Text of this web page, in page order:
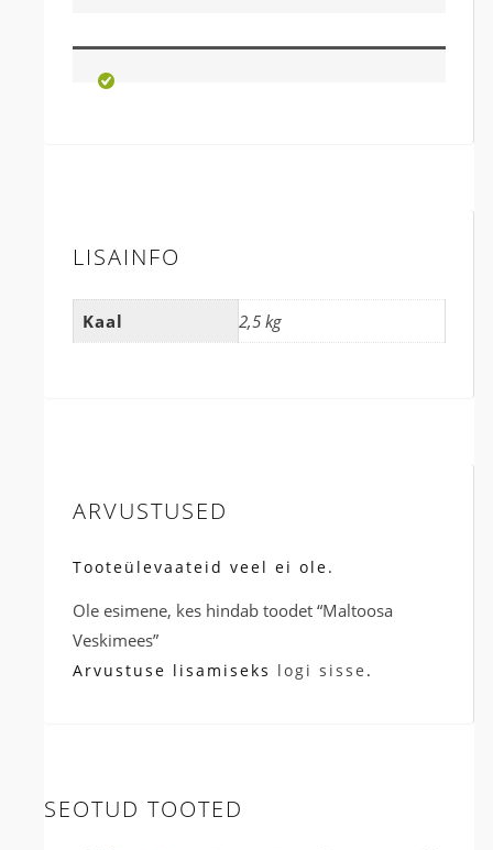
LISAINFO
Kaal 2,5 kg
ARVUSTUSED
Tooteülevaateid veel ei ole.
Ole esimene, kes hindab toodet “Maltoosa
Veskimees”
Arvustuse lisamiseks logi sisse .
SEOTUD TOOTED